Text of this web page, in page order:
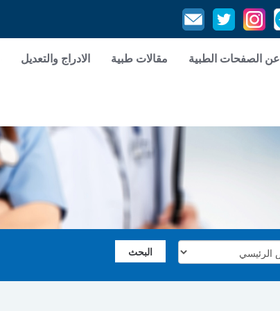
عن الصفحات الطبية مقالات طبية الادراج والتعديل